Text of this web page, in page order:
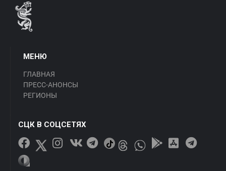
МЕНЮ
ГЛАВНАЯ
ПРЕСС-АНОНСЫ
РЕГИОНЫ
СЦК В СОЦСЕТЯХ